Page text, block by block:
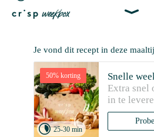

Je vond dit recept in deze
50% korting
25-30 min
Snelle
Extra snel
in te